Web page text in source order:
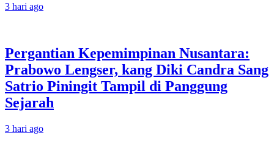
3 hari ago
Pergantian Kepemimpinan Nusantara:
Prabowo Lengser, kang Diki Candra Sang
Satrio Piningit Tampil di Panggung
Sejarah
3 hari ago